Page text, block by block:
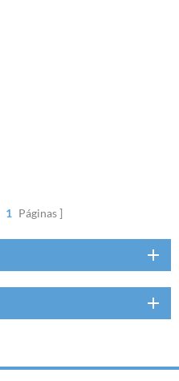
1 Páginas